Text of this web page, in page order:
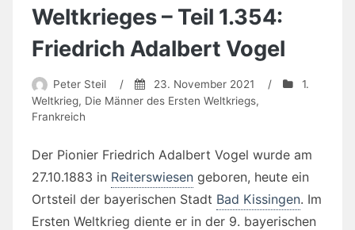
Weltkrieges – Teil 1.354:
Friedrich Adalbert Vogel
Peter Steil / 23. November 2021 /
1.
Weltkrieg, Die Männer des Ersten Weltkriegs,
Frankreich
Der Pionier Friedrich Adalbert Vogel wurde am
27.10.1883 in Reiterswiesen geboren, heute ein
Ortsteil der bayerischen Stadt Bad Kissingen. Im
Ersten Weltkrieg diente er in der 9. bayerischen